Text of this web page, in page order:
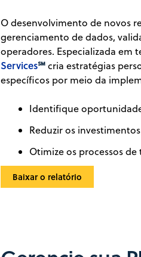
O desenvolvimento de novos
gerenciamento de dados,
operadores. Especializada em
Services℠cria estratégias
específicos por meio da
Identifique
Reduzir os
Otimize os processos
Baixar o relatório